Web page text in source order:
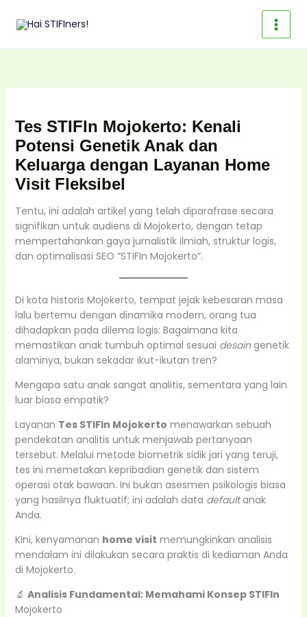
Tes STIFIn Mojokerto: Kenali
Potensi Genetik Anak dan
Keluarga dengan Layanan Home
Visit Fleksibel
Tentu, ini adalah artikel yang telah diparafrase secara
signifikan untuk audiens di Mojokerto, dengan tetap
mempertahankan gaya jurnalistik ilmiah, struktur logis,
dan optimalisasi SEO “STIFIn Mojokerto”.
Di kota historis Mojokerto, tempat jejak kebesaran masa
lalu bertemu dengan dinamika modern, orang tua
dihadapkan pada dilema logis: Bagaimana kita
memastikan anak tumbuh optimal sesuai desaingenetik
alaminya, bukan sekadar ikut-ikutan tren?
Mengapa satu anak sangat analitis, sementara yang lain
luar biasa empatik?
Layanan Tes STIFIn Mojokerto menawarkan sebuah
pendekatan analitis untuk menjawab pertanyaan
tersebut. Melalui metode biometrik sidik jari yang teruji,
tes ini memetakan kepribadian genetik dan sistem
operasi otak bawaan. Ini bukan asesmen psikologis biasa
yang hasilnya fluktuatif; ini adalah data defaultanak
Anda.
Kini, kenyamanan home visit memungkinkan analisis
mendalam ini dilakukan secara praktis di kediaman Anda
di Mojokerto.
🔬 Analisis Fundamental: Memahami Konsep STIFIn
Mojokerto